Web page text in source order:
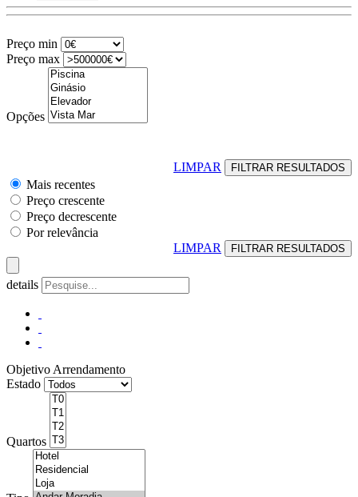
Preço min
Preço max
Opções
LIMPAR
Mais recentes
Preço crescente
Preço decrescente
Por relevância
LIMPAR
details
Objetivo Arrendamento
Estado
Quartos